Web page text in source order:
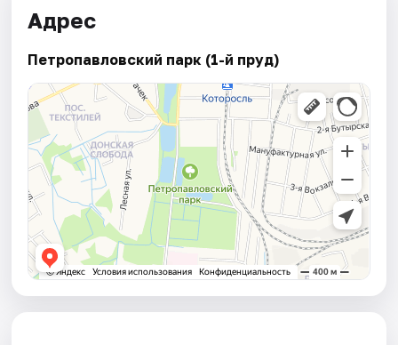
Адрес
Петропавловский парк (1-й пруд)